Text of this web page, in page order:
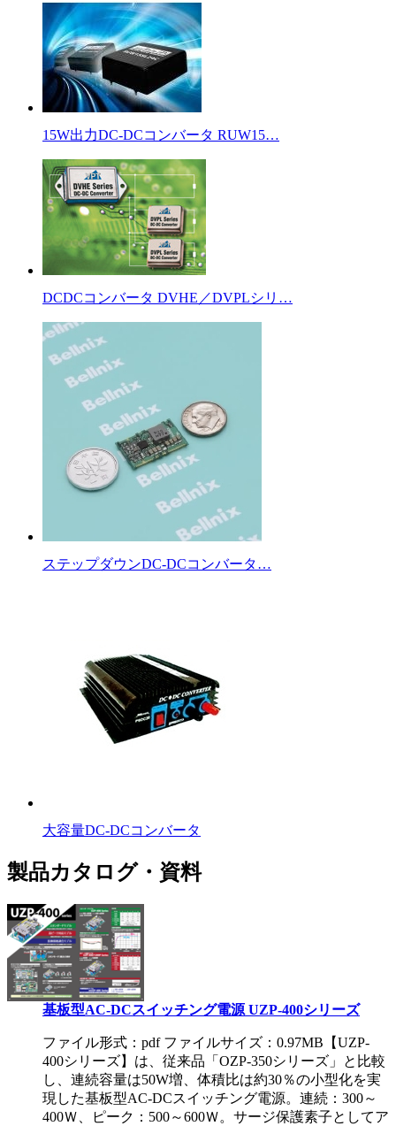
15W出力DC-DCコンバータ RUW15…
DCDCコンバータ DVHE／DVPLシリ…
ステップダウンDC-DCコンバータ…
大容量DC-DCコンバータ
製品カタログ・資料
基板型AC-DCスイッチング電源 UZP-400シリーズ
ファイル形式：pdf ファイルサイズ：0.97MB 【UZP-
400シリーズ】は、従来品「OZP-350シリーズ」と比較
し、連続容量は50W増、体積比は約30％の小型化を実
現した基板型AC-DCスイッチング電源。連続：300～
400Ｗ、ピーク：500～600Ｗ。サージ保護素子としてア